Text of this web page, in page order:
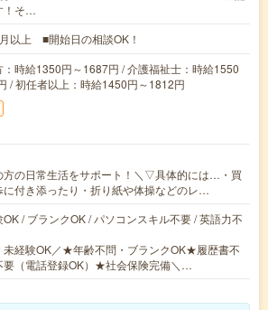
！そ…
以上 ■開始日の相談OK！
：時給1350円～1687円 / 介護福祉士：時給1550
/ 初任者以上：時給1450円～1812円
方の日常生活をサポート！＼▽具体的には…・買
に付き添ったり・折り紙や体操などのレ…
/ ブランクOK / パソコンスキル不要 / 英語力不
未経験OK／★年齢不問・ブランクOK★履歴書不
要（電話登録OK）★社会保険完備＼…